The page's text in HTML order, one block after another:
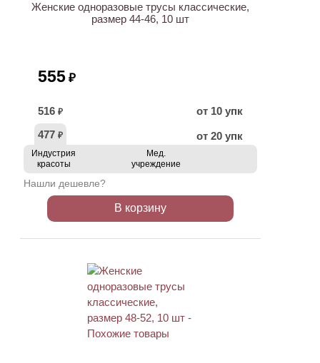
Женские одноразовые трусы классические,
размер 44-46, 10 шт
555 ₽
516 ₽
от 10 упк
477 ₽ от 20 упк
Индустрия
красоты
Мед.
учреждение
Нашли дешевле?
В корзину